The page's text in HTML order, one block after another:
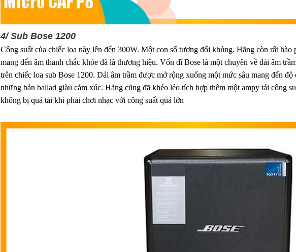
4/ Sub Bose 1200
Công suất của chiếc loa này lên đến 300W. Một con số tương đối khủng. Hãng còn rất hào
mang đến âm thanh chắc khỏe đã là thương hiệu. Vốn dĩ Bose là một chuyên về dải âm
trên chiếc loa sub Bose 1200. Dải âm trầm được mở rộng xuống một mức sâu mang đến độ
những bản ballad giàu cảm xúc. Hãng cũng đã khéo léo tích hợp thêm một ampy tải công
không bị quá tải khi phải chơi nhạc với công suất quá lớn